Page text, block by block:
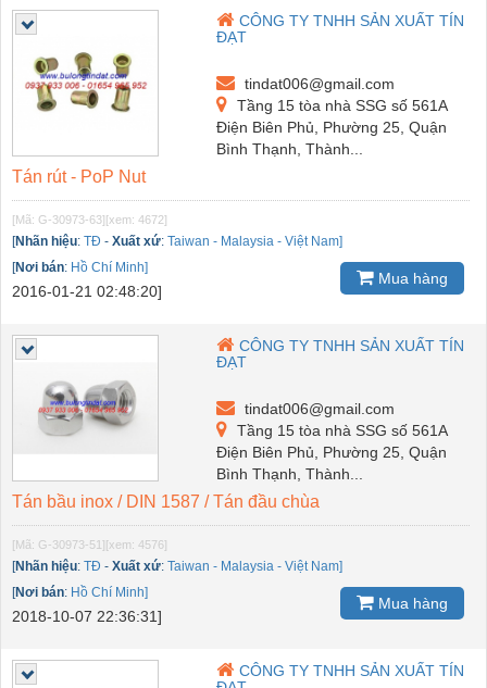
CÔNG TY TNHH SẢN XUẤT TÍN
ĐẠT
tindat006@gmail.com
Tầng 15 tòa nhà SSG số 561A
Điện Biên Phủ, Phường 25, Quận
Bình Thạnh, Thành...
Tán rút - PoP Nut
[Mã: G-30973-63][xem: 4672]
[Nhãn hiệu: TĐ - Xuất xứ: Taiwan - Malaysia - Việt Nam]
[Nơi bán: Hồ Chí Minh]
2016-01-21 02:48:20]
Mua hàng
CÔNG TY TNHH SẢN XUẤT TÍN
ĐẠT
tindat006@gmail.com
Tầng 15 tòa nhà SSG số 561A
Điện Biên Phủ, Phường 25, Quận
Bình Thạnh, Thành...
Tán bầu inox / DIN 1587 / Tán đầu chùa
[Mã: G-30973-51][xem: 4576]
[Nhãn hiệu: TĐ - Xuất xứ: Taiwan - Malaysia - Việt Nam]
[Nơi bán: Hồ Chí Minh]
2018-10-07 22:36:31]
Mua hàng
CÔNG TY TNHH SẢN XUẤT TÍN